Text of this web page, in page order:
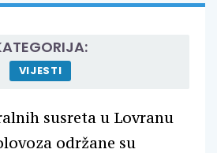
VIJESTI
susreta u Lovranu
održane su